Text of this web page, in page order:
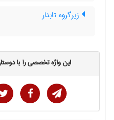
زیرگروه تابدار
این واژه تخصصی را با